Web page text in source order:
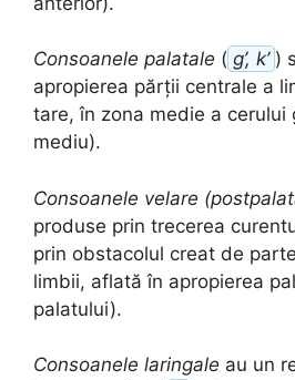
Consoanele palatale ( g’, k’ )
apropierea părții centrale a
tare, în zona medie a cerului
mediu).
Consoanele velare
produse prin trecerea
prin obstacolul creat de
limbii, aflată în apropierea
palatului).
Consoanele laringale au un